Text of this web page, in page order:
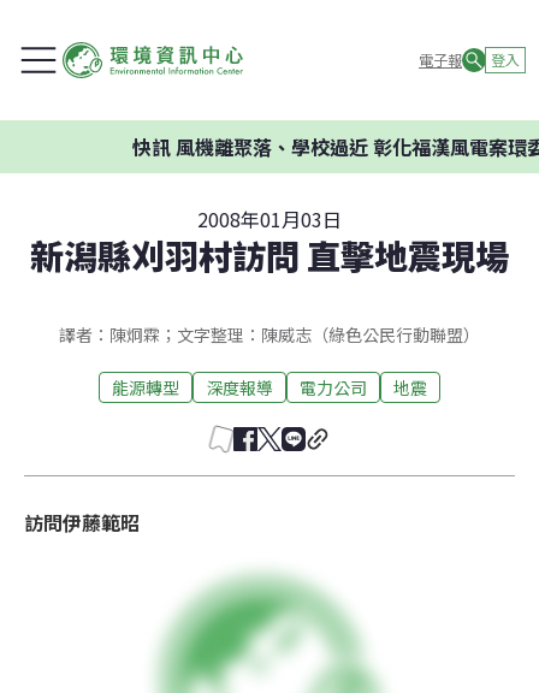
電子報 登入
風機離聚落、學校過近 彰化福漢風電案環委建
2008年01月03日
新潟縣刈羽村訪問 直擊地震現場
譯者：陳炯霖；文字整理：陳威志（綠色公民行動聯盟）
能源轉型 深度報導 電力公司 地震
訪問伊藤範昭